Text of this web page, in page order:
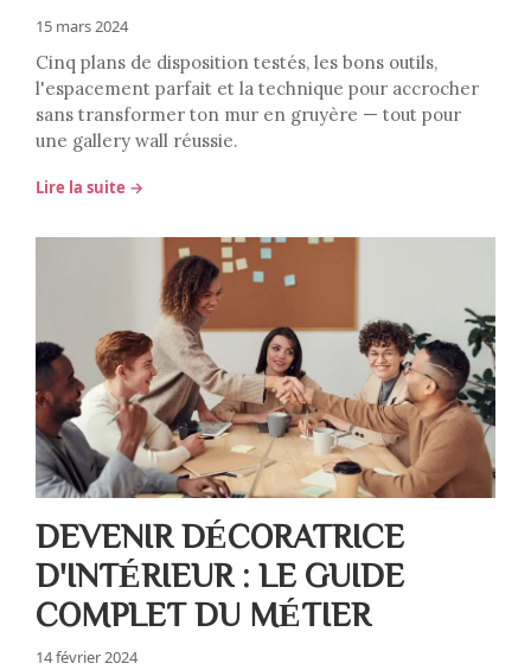
15 mars 2024
Cinq plans de disposition testés, les bons outils,
l'espacement parfait et la technique pour accrocher
sans transformer ton mur en gruyère — tout pour
une gallery wall réussie.
Lire la suite →
DEVENIR DÉCORATRICE
D'INTÉRIEUR : LE GUIDE
COMPLET DU MÉTIER
14 février 2024